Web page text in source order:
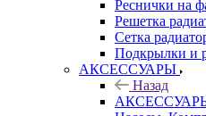
Реснички на
Решетка
Сетка
Подкрылки и
АКСЕССУАРЫ
Назад